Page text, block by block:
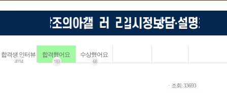
합격생 인터뷰
4114
합격했어요
183
수상했어요
68
ㆍ조회: 33693